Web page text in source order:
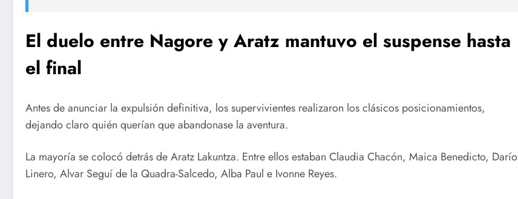
El duelo entre Nagore y Aratz mantuvo el suspense hasta
el final
Antes de anunciar la expulsión definitiva, los supervivientes realizaron los clásicos posicionamientos,
dejando claro quién querían que abandonase la aventura.
La mayoría se colocó detrás de Aratz Lakuntza. Entre ellos estaban Claudia Chacón, Maica Benedicto, Darío
Linero, Alvar Seguí de la Quadra-Salcedo, Alba Paul e Ivonne Reyes.